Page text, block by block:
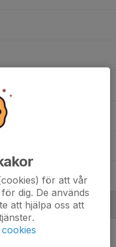
tränare
för att vår
dig. De används
att hjälpa oss att